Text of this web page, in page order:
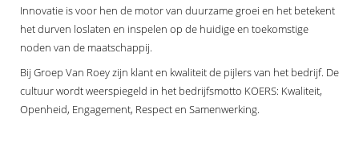
Innovatie is voor hen de motor van duurzame groei en het betekent
het durven loslaten en inspelen op de huidige en toekomstige
noden van de maatschappij.
Bij Groep Van Roey zijn klant en kwaliteit de pijlers van het bedrijf. De
cultuur wordt weerspiegeld in het bedrijfsmotto KOERS: Kwaliteit,
Openheid, Engagement, Respect en Samenwerking.
worden
om
te
over